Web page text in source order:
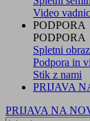
Video
PODPORA
PODPORA
Spletni
Podpora in
Stik z nami
PRIJAVA
PRIJAVA NA